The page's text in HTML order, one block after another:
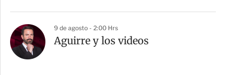
9 de agosto - 2:00 Hrs
Aguirre y los videos